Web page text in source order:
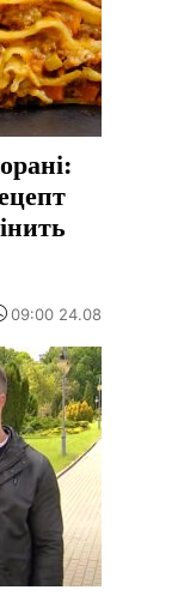
09:00 24.08